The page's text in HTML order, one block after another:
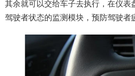
其余就可以交给车子去执行，在仪表
驾驶者状态的监测模块，预防驾驶者